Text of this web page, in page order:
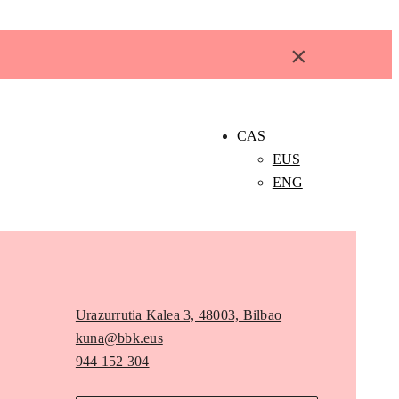
×
CAS
EUS
ENG
Urazurrutia Kalea 3, 48003, Bilbao
kuna@bbk.eus
944 152 304